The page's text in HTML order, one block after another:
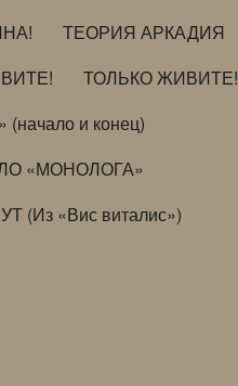
ТЕОРИЯ АРКАДИЯ
ТОЛЬКО ЖИВИТЕ!
(начало и конец)
«МОНОЛОГА»
(Из «Вис виталис»)